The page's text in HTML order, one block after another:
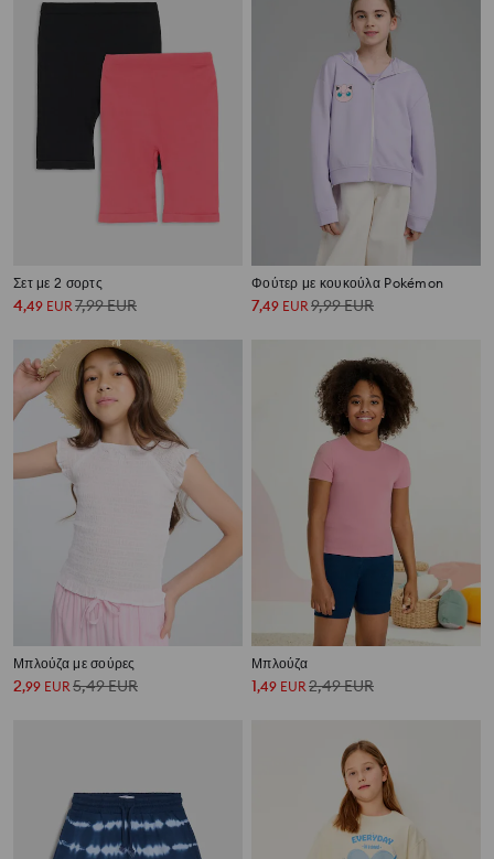
Σετ με 2 σορτς
4,49 EUR7,99EUR
Φούτερ με κουκούλα Pokémon
7,49 EUR9,99EUR
Μπλούζα με σούρες
2,99 EUR5,49EUR
Μπλούζα
1,49 EUR2,49EUR